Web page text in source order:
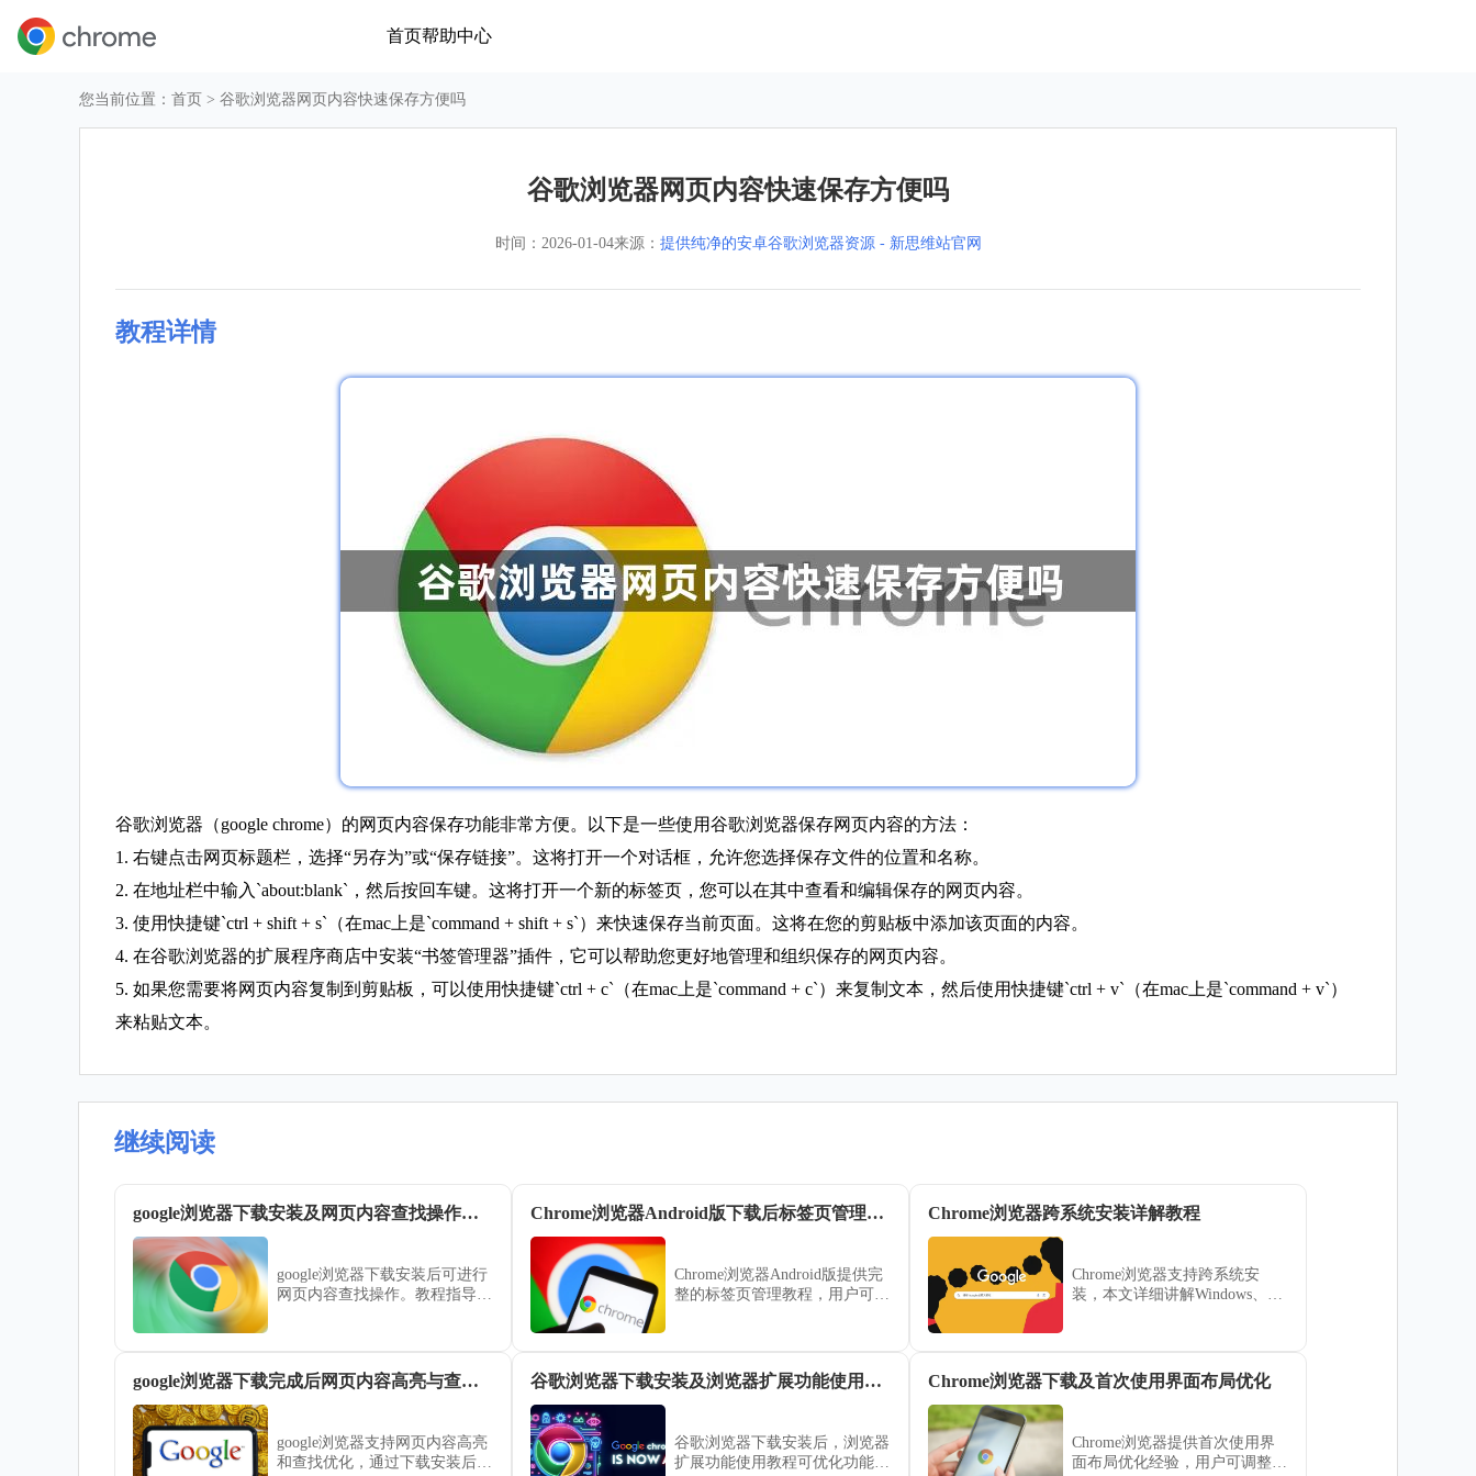
首页帮助中心
您当前位置： 首页 > 谷歌浏览器网页内容快速保存方便吗
谷歌浏览器网页内容快速保存方便吗
时间： 2026-01-04来源： 提供纯净的安卓谷歌浏览器资源 - 新思维站官网
教程详情
谷歌浏览器（google chrome）的网页内容保存功能非常方便。以下是一些使用谷歌浏览器保存网页内容的方法：
1. 右键点击网页标题栏，选择“另存为”或“保存链接”。这将打开一个对话框，允许您选择保存文件的位置和名称。
2. 在地址栏中输入`about:blank`，然后按回车键。这将打开一个新的标签页，您可以在其中查看和编辑保存的网页内容。
3. 使用快捷键`ctrl + shift + s`（在mac上是`command + shift + s`）来快速保存当前页面。这将在您的剪贴板中添加该页面的内容。
4. 在谷歌浏览器的扩展程序商店中安装“书签管理器”插件，它可以帮助您更好地管理和组织保存的网页内容。
5. 如果您需要将网页内容复制到剪贴板，可以使用快捷键`ctrl + c`（在mac上是`command + c`）来复制文本，然后使用快捷键`ctrl + v`（在mac上是`command + v`）
来粘贴文本。
继续阅读
google浏览器下载安装及网页内容查找操作教程
google浏览器下载安装后可进行
网页内容查找操作。教程指导用
Chrome浏览器Android版下载后标签页管理教程
Chrome浏览器Android版提供完
整的标签页管理教程，用户可以
Chrome浏览器跨系统安装详解教程
Chrome浏览器支持跨系统安
装，本文详细讲解Windows、
google浏览器下载完成后网页内容高亮与查找优化操作
google浏览器支持网页内容高亮
和查找优化，通过下载安装后的
谷歌浏览器下载安装及浏览器扩展功能使用教程
谷歌浏览器下载安装后，浏览器
扩展功能使用教程可优化功能管
Chrome浏览器下载及首次使用界面布局优化
Chrome浏览器提供首次使用界
面布局优化经验，用户可调整工